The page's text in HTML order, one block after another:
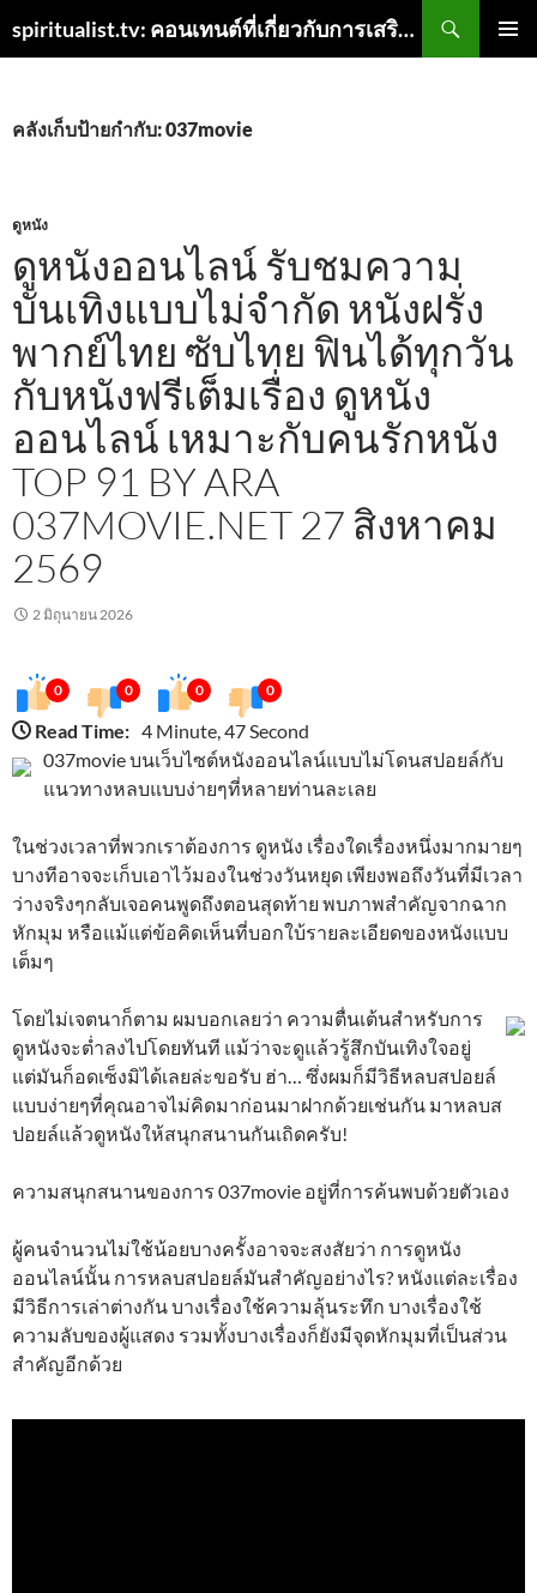
spiritualist.tv: คอนเทนต์ที่เกี่ยวกับการเสริมจิตและความสุขบน Spiritualist TV
เนื้อหา
คลังเก็บป้ายกำกับ: 037movie
ดูหนัง
ดูหนังออนไลน์ รับชมความ
บันเทิงแบบไม่จำกัด หนังฝรั่ง
พากย์ไทย ซับไทย ฟินได้ทุกวัน
กับหนังฟรีเต็มเรื่อง ดูหนัง
ออนไลน์ เหมาะกับคนรักหนัง
TOP 91 BY ARA
037MOVIE.NET 27 สิงหาคม
2569
2 มิถุนายน 2026
0 0 0 0
Read Time: 4 Minute, 47 Second
037movie บนเว็บไซต์หนังออนไลน์แบบไม่โดนสปอยล์กับ
แนวทางหลบแบบง่ายๆที่หลายท่านละเลย
ในช่วงเวลาที่พวกเราต้องการ ดูหนัง เรื่องใดเรื่องหนึ่งมากมายๆ
บางทีอาจจะเก็บเอาไว้มองในช่วงวันหยุด เพียงพอถึงวันที่มีเวลา
ว่างจริงๆกลับเจอคนพูดถึงตอนสุดท้าย พบภาพสำคัญจากฉาก
หักมุม หรือแม้แต่ข้อคิดเห็นที่บอกใบ้รายละเอียดของหนังแบบ
เต็มๆ
โดยไม่เจตนาก็ตาม ผมบอกเลยว่า ความตื่นเต้นสำหรับการ
ดูหนังจะต่ำลงไปโดยทันที แม้ว่าจะดูแล้วรู้สึกบันเทิงใจอยู่
แต่มันก็อดเซ็งมิได้เลยล่ะขอรับ ฮ่า… ซึ่งผมก็มีวิธีหลบสปอยล์
แบบง่ายๆที่คุณอาจไม่คิดมาก่อนมาฝากด้วยเช่นกัน มาหลบส
ปอยล์แล้วดูหนังให้สนุกสนานกันเถิดครับ!
ความสนุกสนานของการ 037movie อยู่ที่การค้นพบด้วยตัวเอง
ผู้คนจำนวนไม่ใช้น้อยบางครั้งอาจจะสงสัยว่า การดูหนัง
ออนไลน์นั้น การหลบสปอยล์มันสำคัญอย่างไร? หนังแต่ละเรื่อง
มีวิธีการเล่าต่างกัน บางเรื่องใช้ความลุ้นระทึก บางเรื่องใช้
ความลับของผู้แสดง รวมทั้งบางเรื่องก็ยังมีจุดหักมุมที่เป็นส่วน
สำคัญอีกด้วย